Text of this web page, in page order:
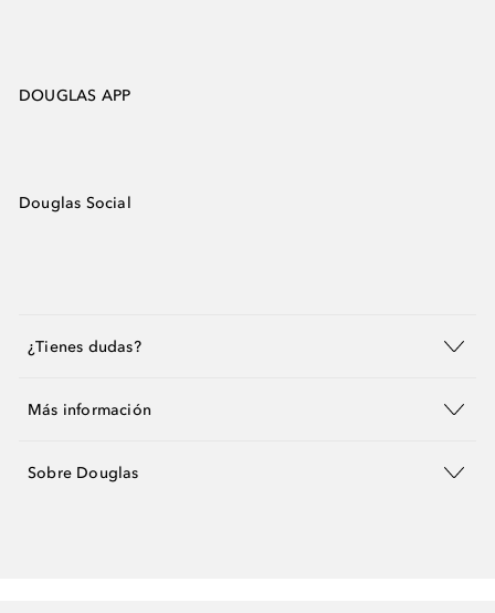
DOUGLAS APP
Douglas Social
¿Tienes dudas?
Más información
Sobre Douglas